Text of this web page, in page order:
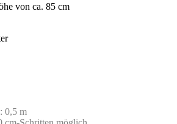
von ca. 85 cm
0,5 m